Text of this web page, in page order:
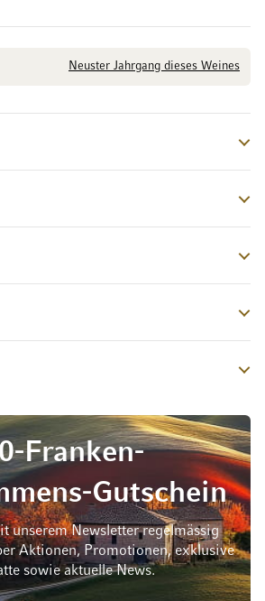
Neuster Jahrgang dieses Weines
Franken-
Gutschein
unserem Newsletter regelmässig
Aktionen, Promotionen, exklusive
sowie aktuelle News.